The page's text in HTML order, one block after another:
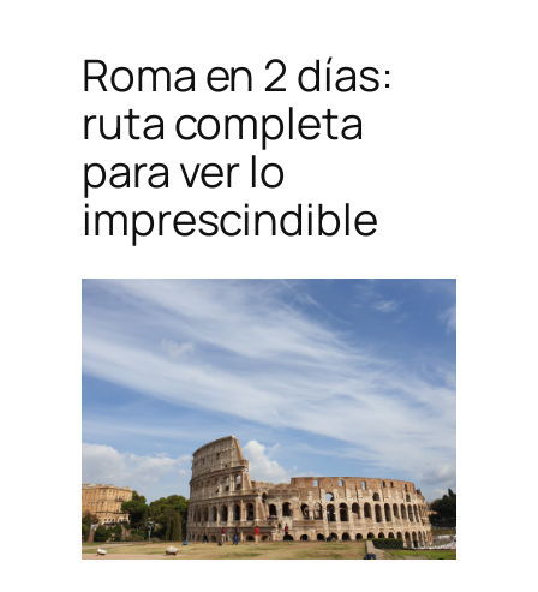
Roma en 2 días:
ruta completa
para ver lo
imprescindible